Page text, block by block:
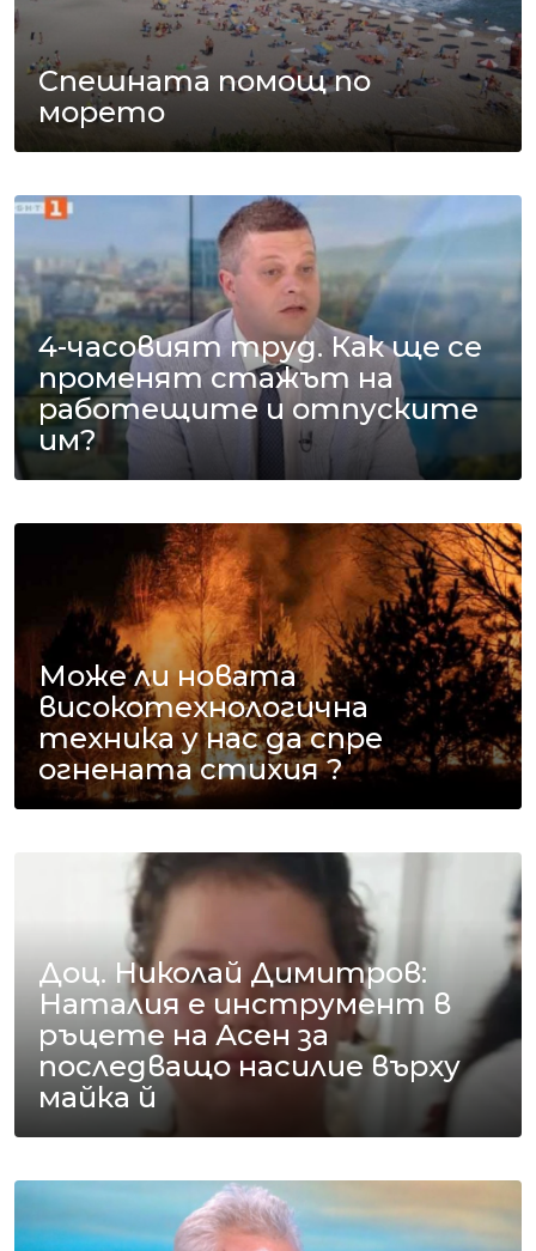
Спешната помощ по
морето
4-часовият труд. Как ще се
променят стажът на
работещите и отпуските
им?
Може ли новата
високотехнологична
техника у нас да спре
огнената стихия ?
Доц. Николай Димитров:
Наталия е инструмент в
ръцете на Асен за
последващо насилие върху
майка й